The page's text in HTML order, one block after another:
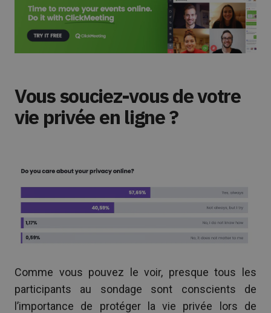
Vous souciez-vous de votre
vie privée en ligne ?
Comme vous pouvez le voir, presque tous les
participants au sondage sont conscients de
l’importance de protéger la vie privée lors de